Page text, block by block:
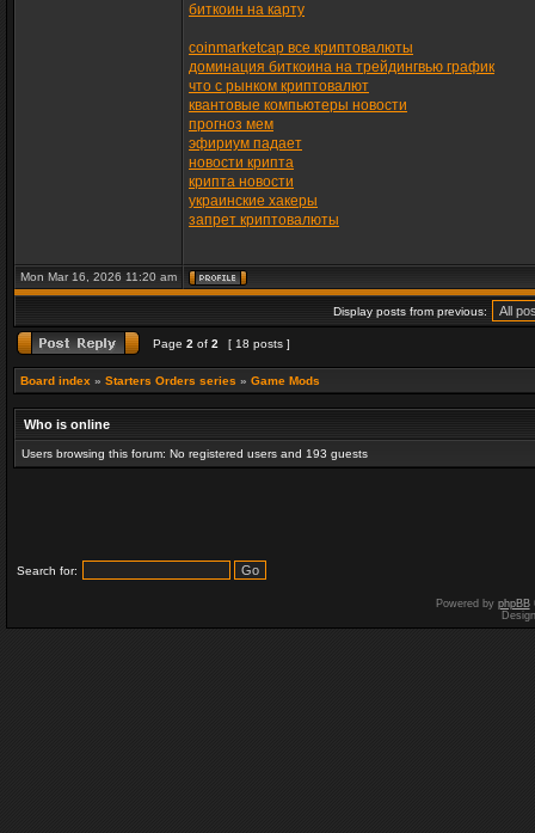
биткоин на карту
coinmarketcap все криптовалюты
доминация биткоина на трейдингвью график
что с рынком криптовалют
квантовые компьютеры новости
прогноз мем
эфириум падает
новости крипта
крипта новости
украинские хакеры
запрет криптовалюты
Mon Mar 16, 2026 11:20 am
Display posts from previous:
Page 2 of 2 [ 18 posts ]
Board index » Starters Orders series » Game Mods
Who is online
Users browsing this forum: No registered users and 193 guests
Search for:
Powered by phpBB